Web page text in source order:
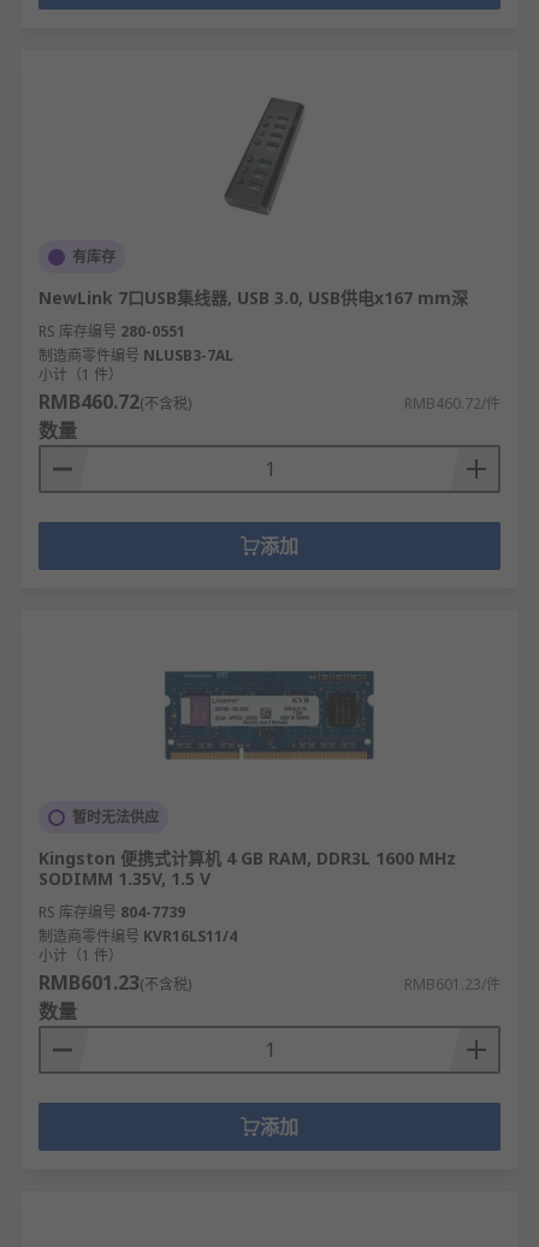
有库存
NewLink 7口USB集线器, USB 3.0, USB供电x167 mm深
RS 库存编号 280-0551
制造商零件编号 NLUSB3-7AL
小计（1 件）
RMB460.72(不含税) RMB460.72/件
数量
添加
暂时无法供应
Kingston 便携式计算机 4 GB RAM, DDR3L 1600 MHz
SODIMM 1.35V, 1.5 V
RS 库存编号 804-7739
制造商零件编号 KVR16LS11/4
小计（1 件）
RMB601.23(不含税) RMB601.23/件
数量
添加